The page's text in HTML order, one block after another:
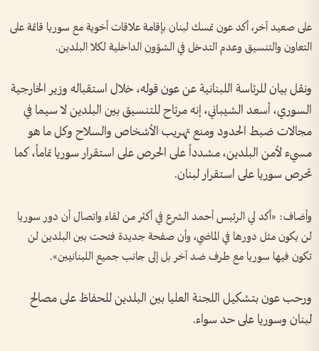
على صعيد آخر، أكد عون تمسك لبنان بإقامة علاقات أخوية مع سوريا قائمة على
التعاون والتنسيق وعدم التدخل في الشؤون الداخلية لكلا البلدين.
ونقل بيان للرئاسة اللبنانية عن عون قوله، خلال استقباله وزير الخارجية
السوري، أسعد الشيباني، إنه مرتاح للتنسيق بين البلدين لا سيما في
مجالات ضبط الحدود ومنع تهريب الأشخاص والسلاح وكل ما هو
مسيء لأمن البلدين، مشدداً على الحرص على استقرار سوريا تماماً، كما
تحرص سوريا على استقرار لبنان.
وأضاف: «أكد لي الرئيس أحمد الشرع في أكثر من لقاء واتصال أن دور سوريا
لن يكون مثل دورها في الماضي، وأن صفحة جديدة فتحت بين البلدين لن
تكون فيها سوريا مع طرف ضد آخر بل إلى جانب جميع اللبنانيين».
ورحب عون بتشكيل اللجنة العليا بين البلدين للحفاظ على مصالح
لبنان وسوريا على حد سواء.